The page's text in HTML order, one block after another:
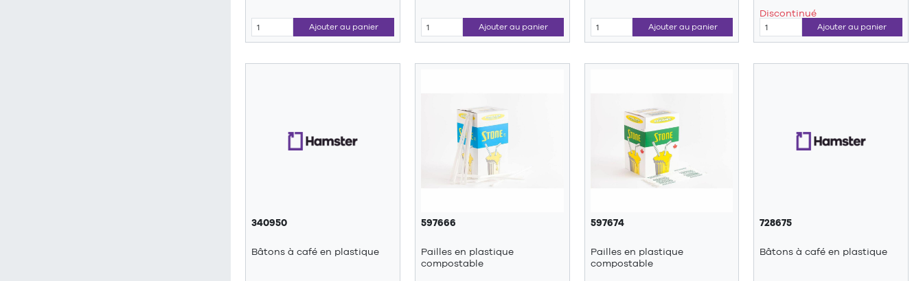
Ajouter au panier Ajouter au panier Ajouter au panier
Discontinué
Ajouter au panier
340950
Bâtons à café en plastique
597666
Pailles en plastique
compostable
597674
Pailles en plastique
compostable
728675
Bâtons à café en plastique